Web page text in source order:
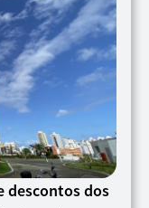
descontos dos